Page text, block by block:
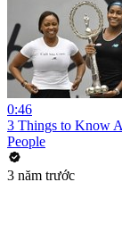
0:46
3 Things to Know
People
3 năm trước